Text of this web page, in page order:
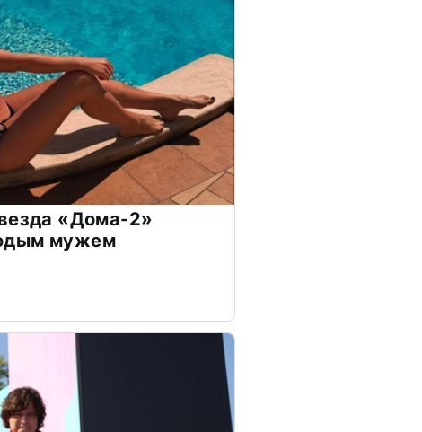
«Дома-2»
мужем